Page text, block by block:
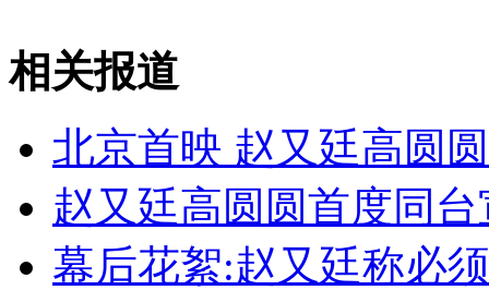
女孩北京地铁殴打老人 痛下狠手拳打脚踢
相关报道
北京首映 赵又廷高圆
赵又廷高圆圆首度同台
幕后花絮:赵又廷称必